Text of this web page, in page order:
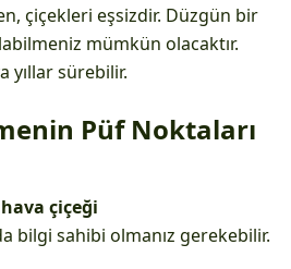
çiçekleri eşsizdir. Düzgün bir
mümkün olacaktır.
yıllar sürebilir.
Püf Noktaları
hava çiçeği
bilgi sahibi olmanız gerekebilir.